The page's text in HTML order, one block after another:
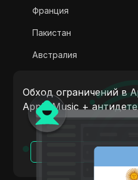
Apple Pay
ASOS
BestBuy
Франция
Пакистан
Австралия
Италия
Нидерланды
Вьетнам
Португалия
Обход ограничений в
Apple Music +
Читать